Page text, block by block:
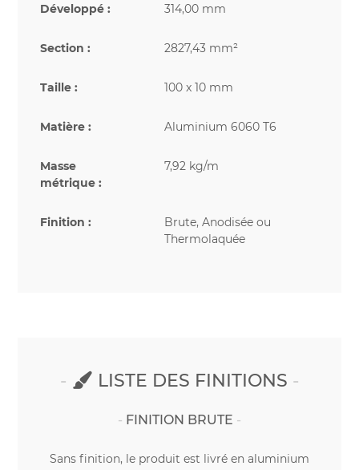
Développé : 314,00 mm
Section : 2827,43 mm²
Taille : 100 x 10 mm
Matière : Aluminium 6060 T6
Masse
métrique :
7,92 kg/m
Finition :
Brute, Anodisée ou
Thermolaquée
LISTE DES FINITIONS
FINITION BRUTE
Sans finition, le produit est livré en aluminium